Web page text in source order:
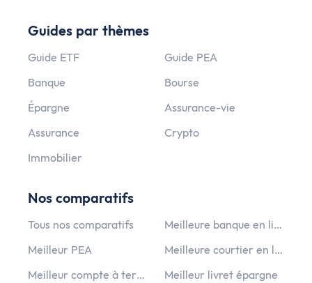
Guides par thèmes
Guide ETF
Guide PEA
Banque
Bourse
Épargne
Assurance-vie
Assurance
Crypto
Immobilier
Nos comparatifs
Tous nos comparatifs
Meilleure banque en ligne
Meilleur PEA
Meilleure courtier en ligne
Meilleur compte à terme
Meilleur livret épargne